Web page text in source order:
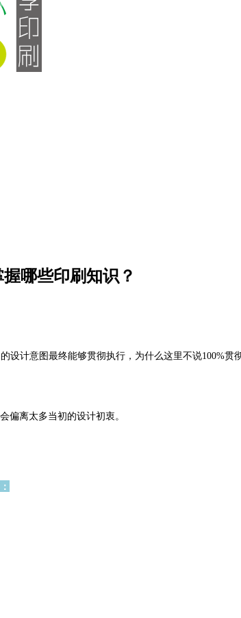
哪些印刷知识？
设计意图最终能够贯彻执行，为什么这里不说100%
偏离太多当初的设计初衷。